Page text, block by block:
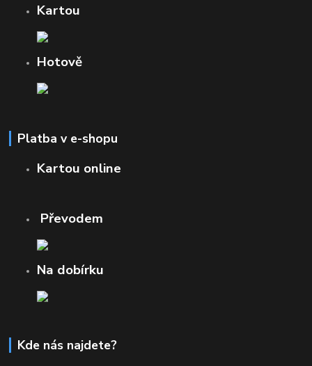
Kartou
Hotově
Platba v e-shopu
Kartou online
Převodem
Na dobírku
Kde nás najdete?